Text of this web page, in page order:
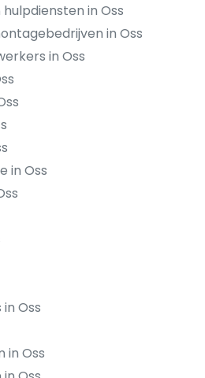
in Oss
in Oss
in Oss
in Oss
Oss
in Oss